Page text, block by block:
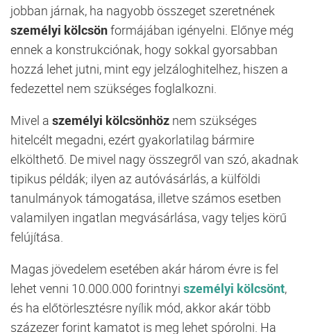
jobban járnak, ha nagyobb összeget szeretnének
személyi kölcsönformájában igényelni. Előnye még
ennek a konstrukciónak, hogy sokkal gyorsabban
hozzá lehet jutni, mint egy jelzáloghitelhez, hiszen a
fedezettel nem szükséges foglalkozni.
Mivel a személyi kölcsönhöz nem szükséges
hitelcélt megadni, ezért gyakorlatilag bármire
elkölthető. De mivel nagy összegről van szó, akadnak
tipikus példák; ilyen az autóvásárlás, a külföldi
tanulmányok támogatása, illetve számos esetben
valamilyen ingatlan megvásárlása, vagy teljes körű
felújítása.
Magas jövedelem esetében akár három évre is fel
lehet venni 10.000.000 forintnyi személyi kölcsönt,
és ha előtörlesztésre nyílik mód, akkor akár több
százezer forint kamatot is meg lehet spórolni. Ha